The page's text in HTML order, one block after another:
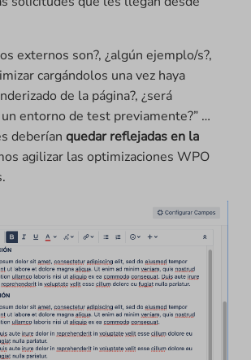
externos son?, ¿algún ejemplo/s?,
cargándolos una vez haya
de la página?, ¿será
entorno de test previamente?” …
deberían quedar reflejadas en la
agilizar las optimizaciones WPO